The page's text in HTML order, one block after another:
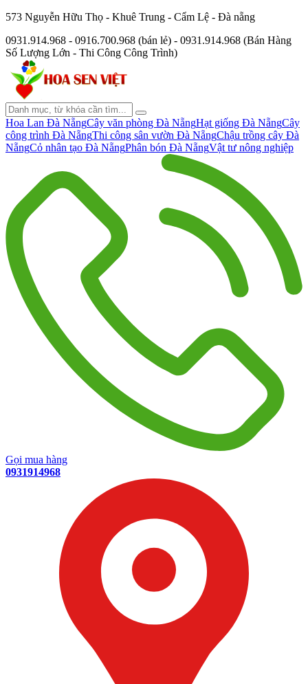
573 Nguyễn Hữu Thọ - Khuê Trung - Cẩm Lệ - Đà nẵng
0931.914.968 - 0916.700.968 (bán lẻ) - 0931.914.968 (Bán Hàng
Số Lượng Lớn - Thi Công Công Trình)
Hoa Lan Đà NẵngCây văn phòng Đà NẵngHạt giống Đà NẵngCây
công trình Đà NẵngThi công sân vườn Đà NẵngChậu trồng cây Đà
NẵngCỏ nhân tạo Đà NẵngPhân bón Đà NẵngVật tư nông nghiệp
Gọi mua hàng
0931914968